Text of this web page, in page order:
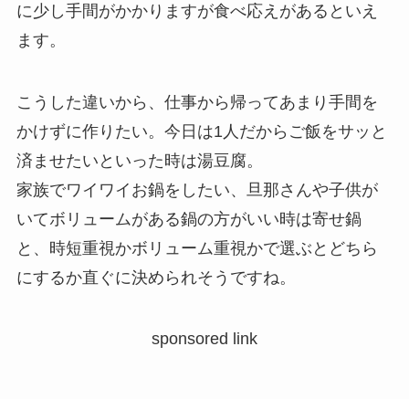
に少し手間がかかりますが食べ応えがあるといえ
ます。
こうした違いから、仕事から帰ってあまり手間を
かけずに作りたい。今日は1人だからご飯をサッと
済ませたいといった時は湯豆腐。
家族でワイワイお鍋をしたい、旦那さんや子供が
いてボリュームがある鍋の方がいい時は寄せ鍋
と、時短重視かボリューム重視かで選ぶとどちら
にするか直ぐに決められそうですね。
sponsored link